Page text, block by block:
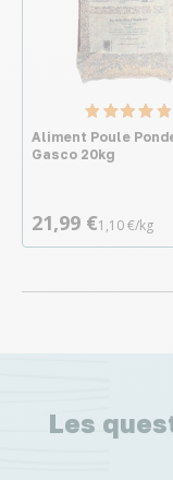
Aliment Poule
Gasco 20kg
21,99 €1,10 €/kg
Les